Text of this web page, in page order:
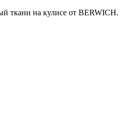
ткани на кулисе от BERWICH.